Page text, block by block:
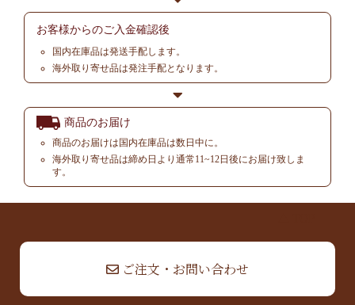
お客様からのご入金確認後
国内在庫品は発送手配します。
海外取り寄せ品は発注手配となります。
商品のお届け
商品のお届けは国内在庫品は数日中に。
海外取り寄せ品は締め日より通常11~12日後にお届け致しま
す。
ご注文・お問い合わせ